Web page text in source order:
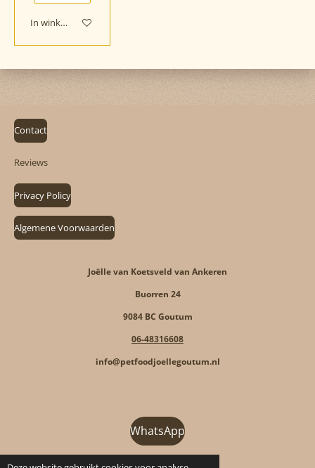
In winkelwagen
Contact
Reviews
Privacy Policy
Algemene Voorwaarden
Joëlle van Koetsveld van Ankeren
Buorren 24
9084 BC Goutum
06-48316608
info@petfoodjoellegoutum.nl
WhatsApp